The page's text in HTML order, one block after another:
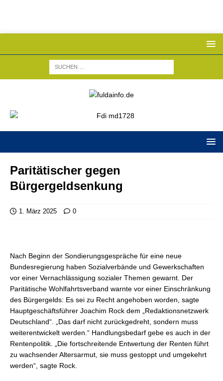
Paritätischer gegen
Bürgergeldsenkung
1. März 2025 0
Nach Beginn der Sondierungsgespräche für eine neue
Bundesregierung haben Sozialverbände und Gewerkschaften
vor einer Vernachlässigung sozialer Themen gewarnt. Der
Paritätische Wohlfahrtsverband warnte vor einer Einschränkung
des Bürgergelds: Es sei zu Recht angehoben worden, sagte
Hauptgeschäftsführer Joachim Rock dem „Redaktionsnetzwerk
Deutschland“. „Das darf nicht zurückgedreht, sondern muss
weiterentwickelt werden.“ Handlungsbedarf gebe es auch in der
Rentenpolitik. „Die fortschreitende Entwertung der Renten führt
zu wachsender Altersarmut, sie muss gestoppt und umgekehrt
werden“, sagte Rock.